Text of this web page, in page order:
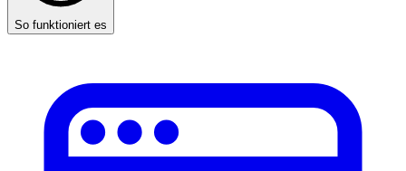
So funktioniert es